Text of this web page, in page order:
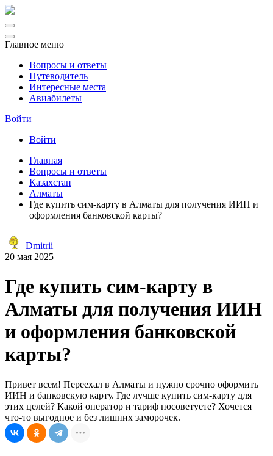
Главное меню
Вопросы и ответы
Путеводитель
Интересные места
Авиабилеты
Войти
Войти
Главная
Вопросы и ответы
Казахстан
Алматы
Где купить сим-карту в Алматы для получения ИИН и
оформления банковской карты?
Dmitrii
20 мая 2025
Где купить сим-карту в
Алматы для получения ИИН
и оформления банковской
карты?
Привет всем! Переехал в Алматы и нужно срочно оформить
ИИН и банковскую карту. Где лучше купить сим-карту для
этих целей? Какой оператор и тариф посоветуете? Хочется
что-то выгодное и без лишних заморочек.